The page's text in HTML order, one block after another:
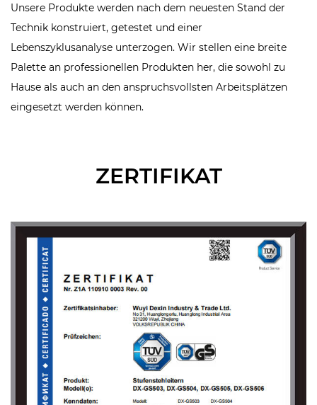
Unsere Produkte werden nach dem neuesten Stand der
Technik konstruiert, getestet und einer
Lebenszyklusanalyse unterzogen. Wir stellen eine breite
Palette an professionellen Produkten her, die sowohl zu
Hause als auch an den anspruchsvollsten Arbeitsplätzen
eingesetzt werden können.
ZERTIFIKAT